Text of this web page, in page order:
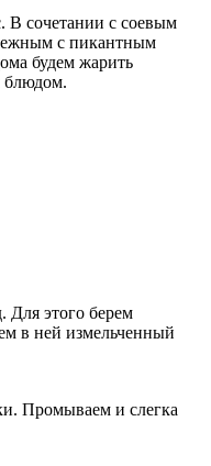
В сочетании с соевым
с пикантным
будем жарить
блюдом.
этого берем
в ней измельченный
Промываем и слегка